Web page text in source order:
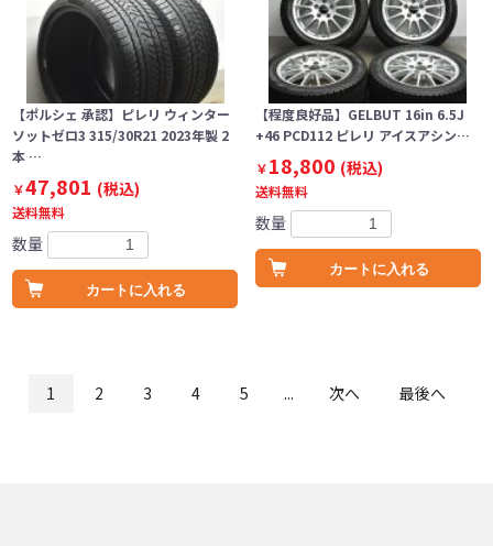
【ポルシェ 承認】ピレリ ウィンター
ソットゼロ3 315/30R21 2023年製 2
本 …
￥47,801 (税込)
送料無料
数量
カートに入れる
【程度良好品】GELBUT 16in 6.5J
+46 PCD112 ピレリ アイスアシン…
￥18,800 (税込)
送料無料
数量
カートに入れる
1 2 3 4 5 ... 次へ 最後へ